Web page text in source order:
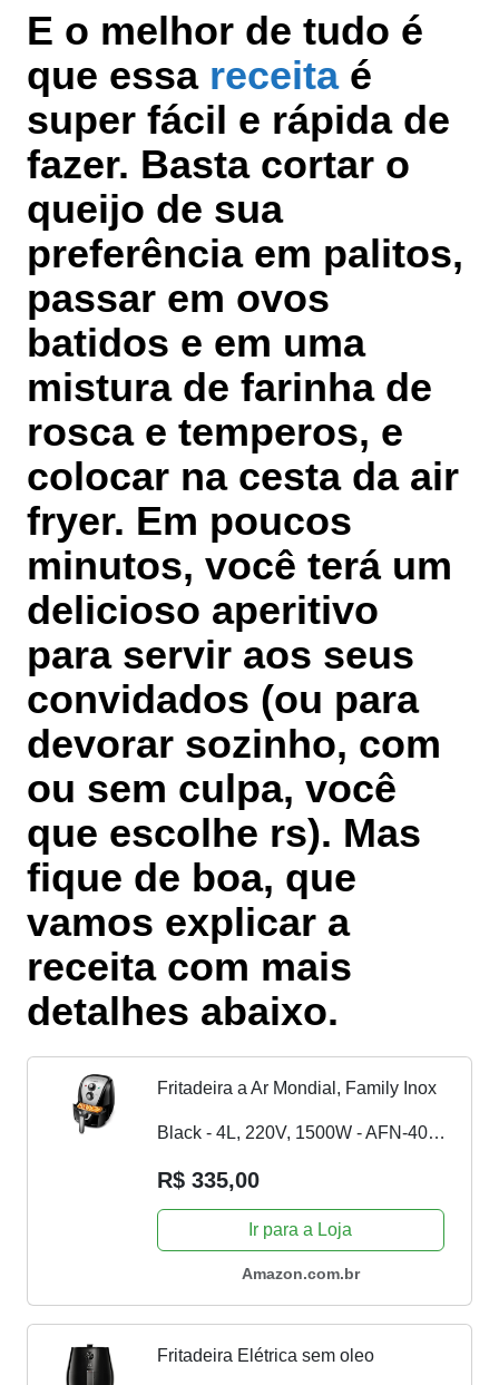
E o melhor de tudo é
que essa receitaé
super fácil e rápida de
fazer. Basta cortar o
queijo de sua
preferência em palitos,
passar em ovos
batidos e em uma
mistura de farinha de
rosca e temperos, e
colocar na cesta da air
fryer. Em poucos
minutos, você terá um
delicioso aperitivo
para servir aos seus
convidados (ou para
devorar sozinho, com
ou sem culpa, você
que escolhe rs). Mas
fique de boa, que
vamos explicar a
receita com mais
detalhes abaixo.
Fritadeira a Ar Mondial, Family Inox
Black - 4L, 220V, 1500W - AFN-40-
BI
R$ 335,00
Ir para a Loja
Amazon.com.br
Fritadeira Elétrica sem oleo